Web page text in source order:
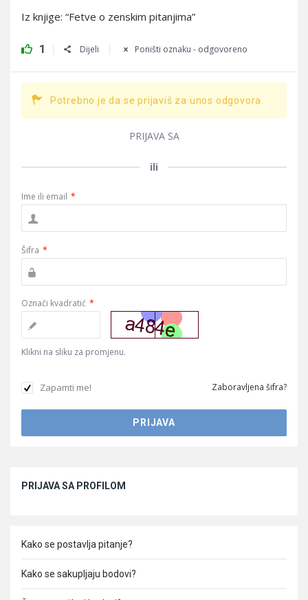
Iz knjige: “Fetve o zenskim pitanjima”
1 Dijeli Poništi oznaku - odgovoreno
Potrebno je da se prijaviš za unos odgovora.
PRIJAVA SA
ili
Ime ili email *
Šifra *
Označi kvadratić *
Klikni na sliku za promjenu.
Zapamti me! Zaboravljena šifra?
PRIJAVA SA PROFILOM
Kako se postavlja pitanje?
Kako se sakupljaju bodovi?